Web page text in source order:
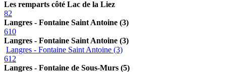
Les remparts côté Lac de la Liez
82
Langres - Fontaine Saint Antoine (3)
610
Langres - Fontaine Saint Antoine (3)
Langres - Fontaine Saint Antoine (3)
612
Langres - Fontaine de Sous-Murs (5)